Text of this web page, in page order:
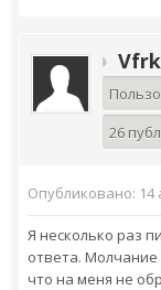
26
Опубликовано: 14
Я несколько раз
ответа. Молчание
что на меня не